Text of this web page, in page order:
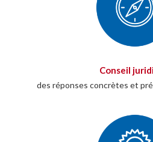
Conseil
des réponses concrètes et